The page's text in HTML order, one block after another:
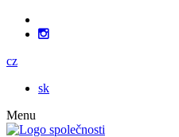
cz
sk
Menu